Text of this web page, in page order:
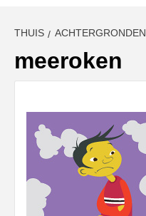
THUIS ACHTERGRONDEN
meeroken